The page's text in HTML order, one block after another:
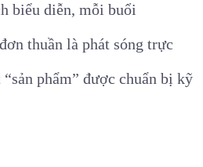
biểu diễn, mỗi buổi
thuần là phát sóng trực
phẩm” được chuẩn bị kỹ